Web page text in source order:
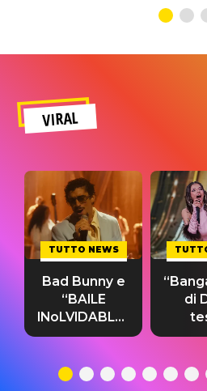
VIRAL
TUTTO NEWS
Bad Bunny e
“BAILE
INoLVIDABLE”:
testo,
significato
di
del